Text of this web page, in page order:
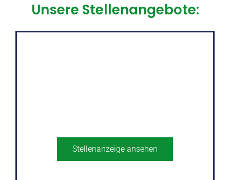
Unsere Stellenangebote:
Stellenanzeige ansehen